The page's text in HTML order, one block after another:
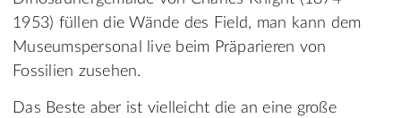
1953) füllen die Wände des Field, man kann dem
Museumspersonal live beim Präparieren von
Fossilien zusehen.
Das Beste aber ist vielleicht die an eine große